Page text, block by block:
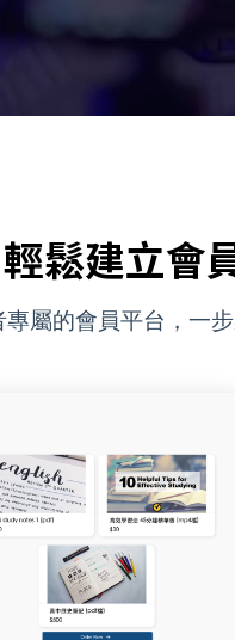
輕鬆建立會
屬的會員平台，一